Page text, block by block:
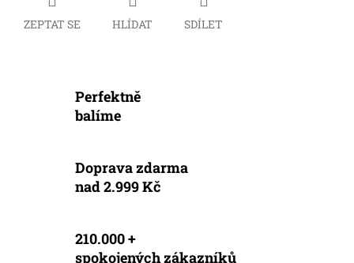
ZEPTAT SE HLÍDAT SDÍLET
Perfektně
balíme
Doprava zdarma
nad 2.999 Kč
210.000 +
spokojených zákazníků